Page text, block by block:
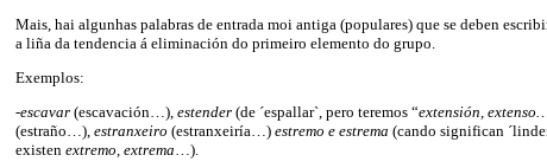
Mais, hai algunhas palabras de entrada moi antiga (populares) que se deben
a liña da tendencia á eliminación do primeiro elemento do grupo.
Exemplos:
-escavar (escavación…), estender (de ´espallar`, pero teremos “extensión, extenso…
(estraño…), estranxeiro (estranxeiría…) estremo e estrema (cando significan
existen extremo, extrema …).